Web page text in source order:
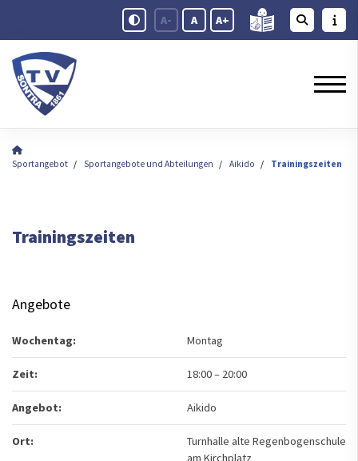
A- A A+
Sportangebot Sportangebote und Abteilungen Aikido Trainingszeiten
Trainingszeiten
Angebote
Wochentag: Montag
Zeit: 18:00– 20:00
Angebot: Aikido
Ort:
Turnhalle alte Regenbogenschule
am Kirchplatz